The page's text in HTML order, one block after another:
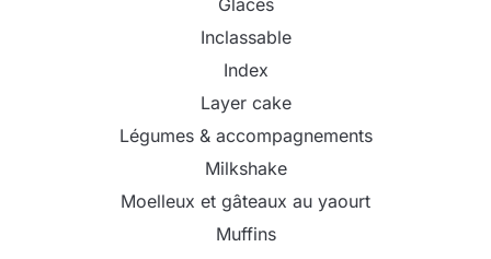
Glaces
Inclassable
Index
Layer cake
Légumes & accompagnements
Milkshake
Moelleux et gâteaux au yaourt
Muffins